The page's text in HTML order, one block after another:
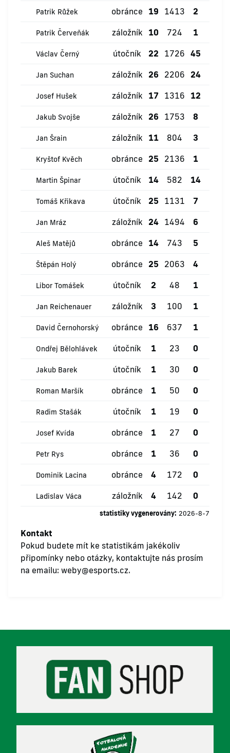
Patrik Růžek obránce 19 1413 2
Patrik Červeňák záložník 10 724 1
Václav Černý útočník 22 1726 45
Jan Suchan záložník 26 2206 24
Josef Hušek záložník 17 1316 12
Jakub Svojše záložník 26 1753 8
Jan Šrain záložník 11 804 3
Kryštof Kvěch obránce 25 2136 1
Martin Špinar útočník 14 582 14
Tomáš Křikava útočník 25 1131 7
Jan Mráz záložník 24 1494 6
Aleš Matějů obránce 14 743 5
Štěpán Holý obránce 25 2063 4
Libor Tomášek útočník 2 48 1
Jan Reichenauer záložník 3 100 1
David Černohorský obránce 16 637 1
Ondřej Bělohlávek útočník 1 23 0
Jakub Barek útočník 1 30 0
Roman Maršík obránce 1 50 0
Radim Stašák útočník 1 19 0
Josef Kvída obránce 1 27 0
Petr Rys obránce 1 36 0
Dominik Lacina obránce 4 172 0
Ladislav Váca záložník 4 142 0
statistiky vygenerovány: 2026-8-7
Kontakt
Pokud budete mít ke statistikám jakékoliv
připomínky nebo otázky, kontaktujte nás prosím
na emailu: weby@esports.cz.